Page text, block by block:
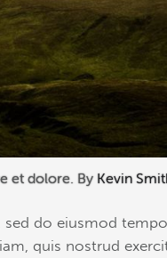
et dolore. By Kevin
do eiusmod
quis nostrud